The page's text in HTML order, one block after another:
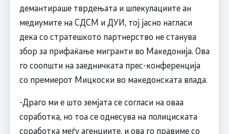
демантираше тврдењата и шпекулациите ан
медиумите на СДСМ и ДУИ, тој јасно нагласи
дека со стратешкото партнерство не станува
збор за прифаќање мигранти во Македонија. Ова
го соопшти на заедничката прес-конференција
со премиерот Мицкоски во македонската влада.
-Драго ми е што земјата се согласи на оваа
соработка, но тоа се однесува на полициската
соработка меѓу агенциите, и ова го правиме со